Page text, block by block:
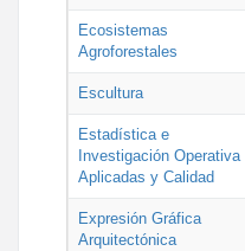
Ecosistemas
Agroforestales
Escultura
Estadística e
Investigación Operativa
Aplicadas y Calidad
Expresión Gráfica
Arquitectónica